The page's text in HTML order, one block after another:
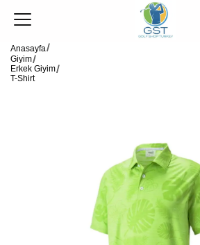
Anasayfa
Giyim
Erkek Giyim
T-Shirt